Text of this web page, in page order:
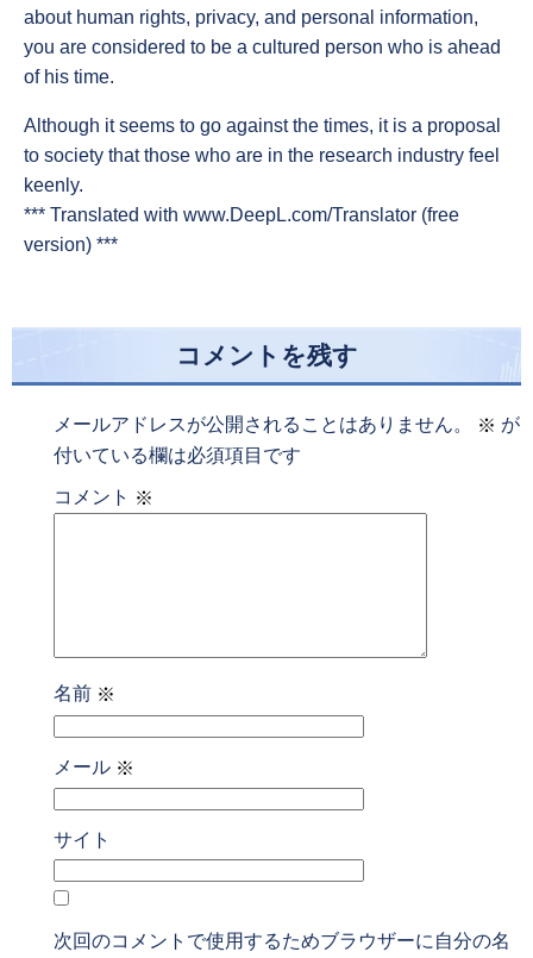
about human rights, privacy, and personal information,
you are considered to be a cultured person who is ahead
of his time.
Although it seems to go against the times, it is a proposal
to society that those who are in the research industry feel
keenly.
*** Translated with www.DeepL.com/Translator (free
version) ***
コメントを残す
メールアドレスが公開されることはありません。 ※ が
付いている欄は必須項目です
コメント ※
名前 ※
メール ※
サイト
次回のコメントで使用するためブラウザーに自分の名